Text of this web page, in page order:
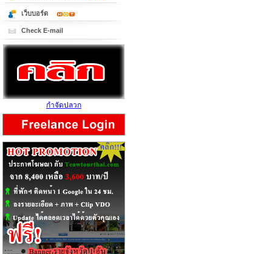
เว็บบอร์ด
Check E-mail
กำจัดปลวก